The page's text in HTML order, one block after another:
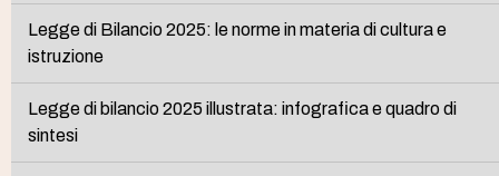
Legge di Bilancio 2025: le norme in materia di cultura e
istruzione
Legge di bilancio 2025 illustrata: infografica e quadro di
sintesi